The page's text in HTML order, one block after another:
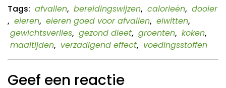
Tags: afvallen, bereidingswijzen, calorieën, dooier
, eieren, eieren goed voor afvallen, eiwitten,
gewichtsverlies, gezond dieet, groenten, koken,
maaltijden, verzadigend effect, voedingsstoffen
Geef een reactie